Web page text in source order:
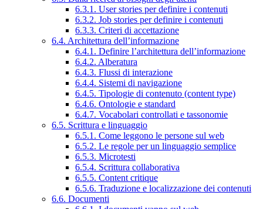
6.3.1. User stories per definire i contenuti
6.3.2. Job stories per definire i contenuti
6.3.3. Criteri di accettazione
6.4. Architettura dell’informazione
6.4.1. Definire l’architettura dell’informazione
6.4.2. Alberatura
6.4.3. Flussi di interazione
6.4.4. Sistemi di navigazione
6.4.5. Tipologie di contenuto (content type)
6.4.6. Ontologie e standard
6.4.7. Vocabolari controllati e tassonomie
6.5. Scrittura e linguaggio
6.5.1. Come leggono le persone sul web
6.5.2. Le regole per un linguaggio semplice
6.5.3. Microtesti
6.5.4. Scrittura collaborativa
6.5.5. Content critique
6.5.6. Traduzione e localizzazione dei contenuti
6.6. Documenti